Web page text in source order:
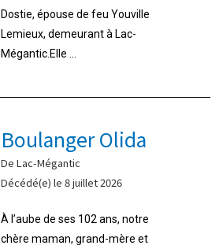
Dostie, épouse de feu Youville
Lemieux, demeurant à Lac-
Mégantic.Elle ...
Boulanger Olida
De Lac-Mégantic
Décédé(e) le 8 juillet 2026
À l’aube de ses 102 ans, notre
chère maman, grand-mère et